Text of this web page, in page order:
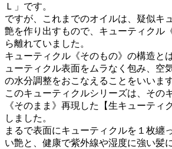
Ｌ」です。
ですが、これまでのオイルは、疑似キ
艶を作り出すもので、キューティクル
ら離れていました。
キューティクル《そのもの》の構造と
ューティクル表面をムラなく包み、空
の水分調整をおこなえることをいいます
このキューティクルシリーズは、その
《そのまま》再現した【生キューティ
しました。
まるで表面にキューティクルを１枚纏
い艶と、健康で紫外線や湿度に強い髪